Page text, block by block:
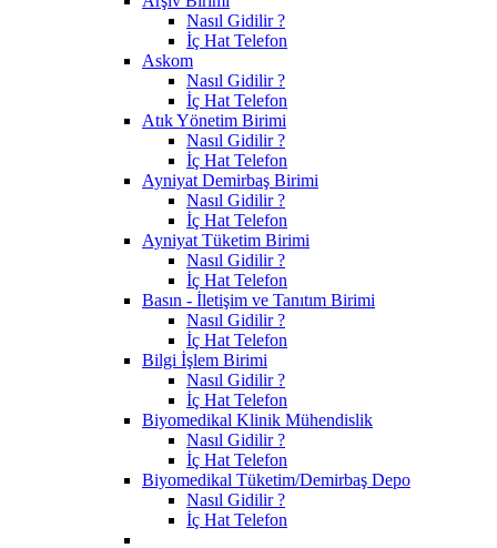
Nasıl Gidilir ?
İç Hat Telefon
Askom
Nasıl Gidilir ?
İç Hat Telefon
Atık Yönetim Birimi
Nasıl Gidilir ?
İç Hat Telefon
Ayniyat Demirbaş Birimi
Nasıl Gidilir ?
İç Hat Telefon
Ayniyat Tüketim Birimi
Nasıl Gidilir ?
İç Hat Telefon
Basın - İletişim ve Tanıtım Birimi
Nasıl Gidilir ?
İç Hat Telefon
Bilgi İşlem Birimi
Nasıl Gidilir ?
İç Hat Telefon
Biyomedikal Klinik Mühendislik
Nasıl Gidilir ?
İç Hat Telefon
Biyomedikal Tüketim/Demirbaş Depo
Nasıl Gidilir ?
İç Hat Telefon